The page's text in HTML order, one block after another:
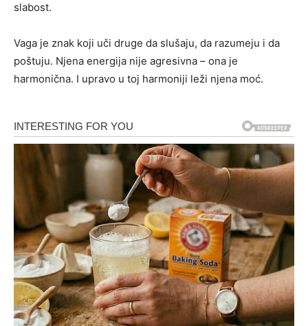
slabost.
Vaga je znak koji uči druge da slušaju, da razumeju i da
poštuju. Njena energija nije agresivna – ona je
harmonična. I upravo u toj harmoniji leži njena moć.